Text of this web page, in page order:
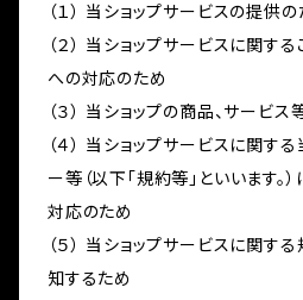
（１） 当ショップサービスの提供の
（２） 当ショップサービスに関す
への対応のため
（３） 当ショップの商品、サービ
（４） 当ショップサービスに関す
ー等（以下「規約等」といいます。
対応のため
（５） 当ショップサービスに関す
知するため